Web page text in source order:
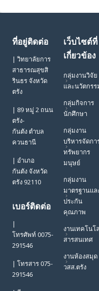
ที่อยู่ติดต่อ
| วิทยาลัยการ
สาธารณสุขสิ
รินธร จังหวัด
ตรัง
| 89 หมู่ 2 ถนน
ตรัง-
กันตัง ตำบล
ควนธานี
| อำเภอ
กันตัง จังหวัด
ตรัง 92110
เบอร์ติดต่อ
|
โทรศัพท์ 0075-
291546
| โทรสาร 075-
291546
เว็บไซต์ที่
เกี่ยวข้อง
กลุ่มงานวิจัย
และนวัตกรร
กลุ่มกิจการ
นักศึกษา
กลุ่มงาน
บริหารจัดกา
ทรัพยากร
มนุษย์
กลุ่มงาน
มาตรฐานแล
ประกัน
คุณภาพ
งานเทคโนโ
สารสนเทศ
งานห้องสมุด
วสส.ตรัง